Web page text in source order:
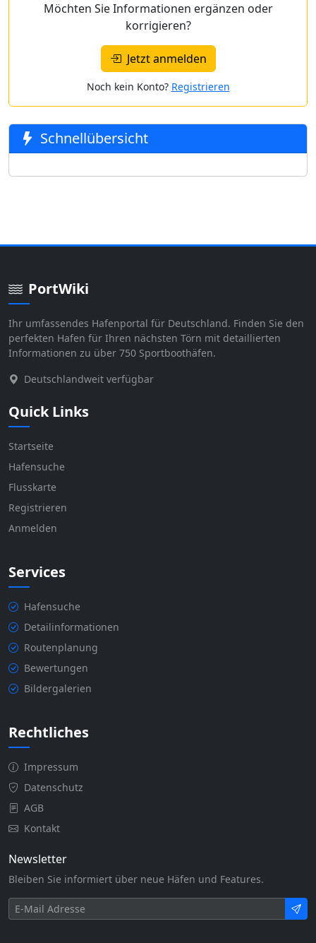
Möchten Sie Informationen ergänzen oder
korrigieren?
Jetzt anmelden
Noch kein Konto? Registrieren
Schnellübersicht
PortWiki
Ihr umfassendes Hafenportal für Deutschland. Finden Sie den
perfekten Hafen für Ihren nächsten Törn mit detaillierten
Informationen zu über 750 Sportboothäfen.
Deutschlandweit verfügbar
Quick Links
Startseite
Hafensuche
Flusskarte
Registrieren
Anmelden
Services
Hafensuche
Detailinformationen
Routenplanung
Bewertungen
Bildergalerien
Rechtliches
Impressum
Datenschutz
AGB
Kontakt
Newsletter
Bleiben Sie informiert über neue Häfen und Features.